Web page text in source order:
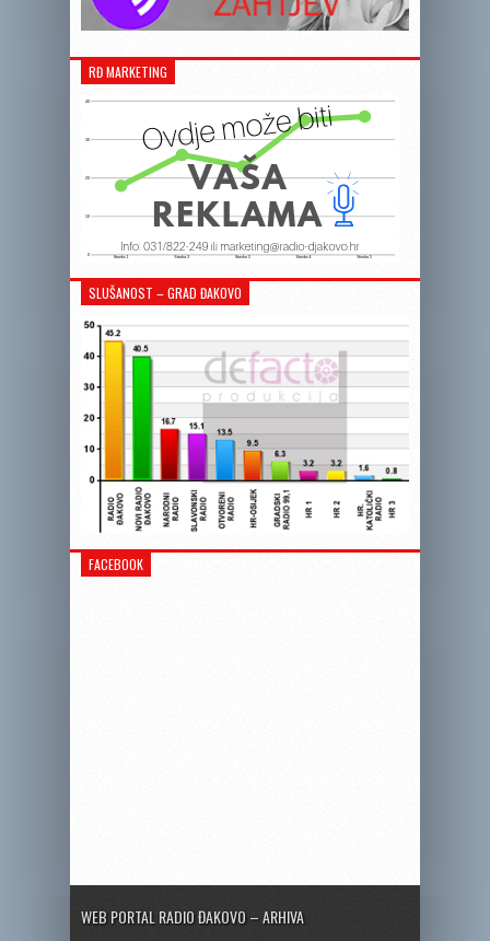
RĐ MARKETING
SLUŠANOST – GRAD ĐAKOVO
FACEBOOK
WEB PORTAL RADIO ĐAKOVO – ARHIVA